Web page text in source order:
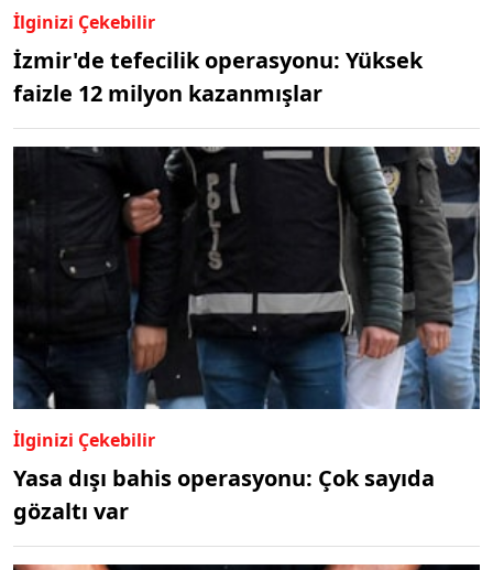
İlginizi Çekebilir
İzmir'de tefecilik operasyonu: Yüksek
faizle 12 milyon kazanmışlar
İlginizi Çekebilir
Yasa dışı bahis operasyonu: Çok sayıda
gözaltı var